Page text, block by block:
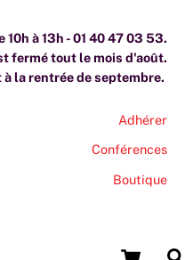
Cart
à 13h - 01 40 47 03 53.
fermé tout le mois d'août.
la rentrée de septembre.
Adhérer
Conférences
Boutique